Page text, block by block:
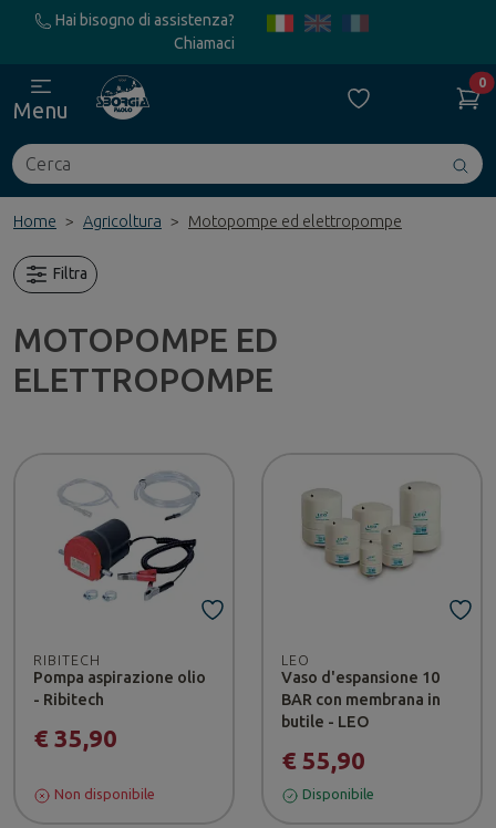
Hai bisogno di assistenza?
Chiamaci
Cerca
0
Menu
Home Agricoltura Motopompe ed elettropompe
Filtra
MOTOPOMPE ED
ELETTROPOMPE
RIBITECH
Pompa aspirazione olio
- Ribitech
€ 35,90
Non disponibile
LEO
Vaso d'espansione 10
BAR con membrana in
butile - LEO
€ 55,90
Disponibile